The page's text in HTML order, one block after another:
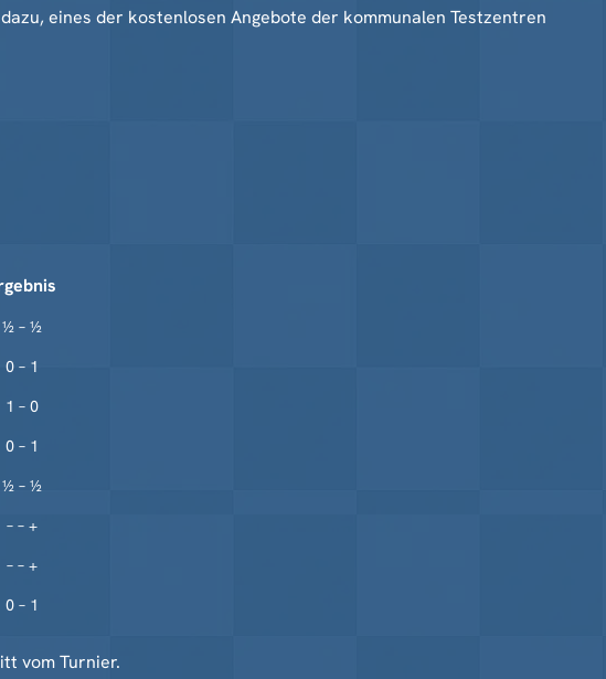
eines der kostenlosen Angebote der kommunalen Testzentren
½ – ½
0 – 1
1 – 0
0 – 1
½ – ½
– – +
– – +
0 – 1
vom Turnier.